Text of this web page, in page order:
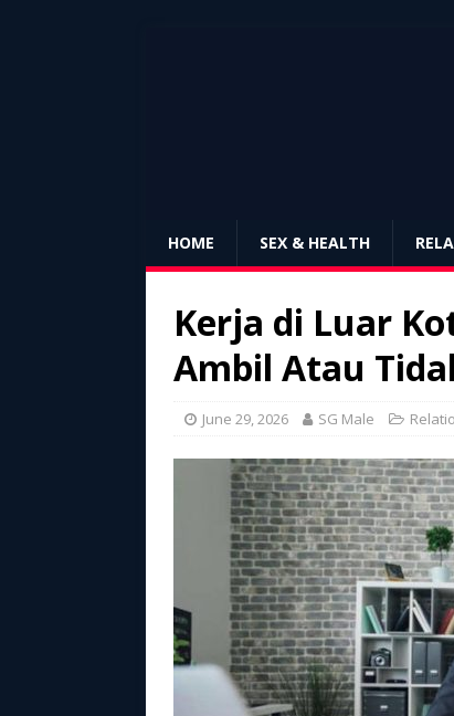
HOME SEX & HEALTH
Kerja di Luar
Ambil Atau
June 29, 2026 SG Male